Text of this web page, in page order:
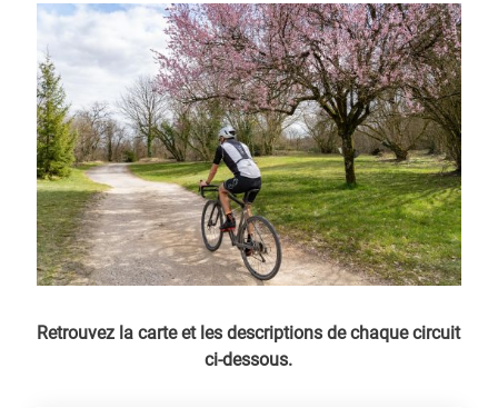
Retrouvez la carte et les descriptions de chaque circuit
ci-dessous.